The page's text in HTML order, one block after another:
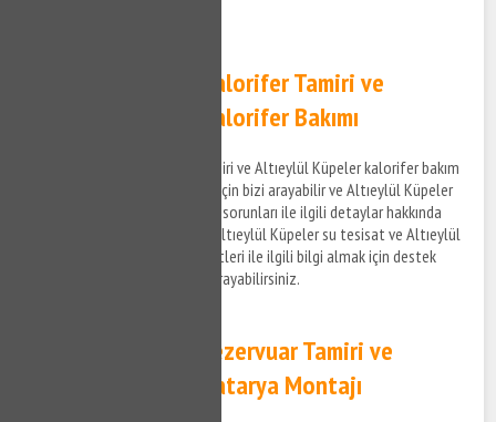
Altıeylül Küpeler Kalorifer Tamiri ve
Altıeylül Küpeler Kalorifer Bakımı
Altıeylül Küpeler kalorifer tamiri ve Altıeylül Küpeler kalorifer bakım
hizmetleri ile ilgili bilgi almak için bizi arayabilir ve Altıeylül Küpeler
bölgesinde yaşadığınız tesisat sorunları ile ilgili detaylar hakkında
bizimle iletişim kurabilirsiniz. Altıeylül Küpeler su tesisat ve Altıeylül
Küpeler kalorifer tamiri hizmetleri ile ilgili bilgi almak için destek
taleplerinizi iletmek için bizi arayabilirsiniz.
Altıeylül Küpeler Rezervuar Tamiri ve
Altıeylül Küpeler Batarya Montajı